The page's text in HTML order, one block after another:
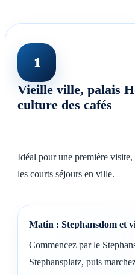
1
Vieille ville, palais
culture des cafés
Idéal pour une première visite,
les courts séjours en ville.
Matin : Stephansdom et
Commencez par le
Stephansplatz, puis